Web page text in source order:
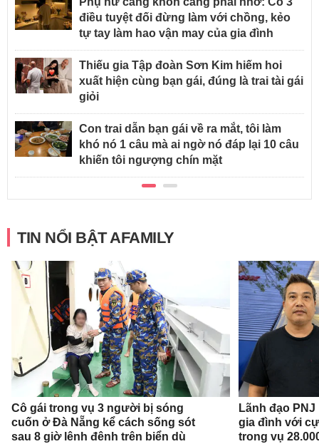
điều tuyệt đối đừng làm với chồng, kẻo
tự tay làm hao vận may của gia đình
Thiếu gia Tập đoàn Sơn Kim hiếm hoi
xuất hiện cùng bạn gái, đúng là trai tài gái
giỏi
Con trai dẫn bạn gái về ra mắt, tôi làm
khó nó 1 câu mà ai ngờ nó đáp lại 10 câu
khiến tôi ngượng chín mặt
TIN NỔI BẬT AFAMILY
Cô gái trong vụ 3 người bị sóng
cuốn ở Đà Nẵng kể cách sống sót
sau 8 giờ lênh đênh trên biển dù
Lãnh đạo
gia đình với
trong vụ